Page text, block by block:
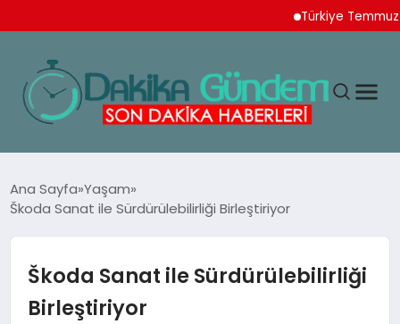
Türkiye Temmuz Ayı
SPOR
Ana Sayfa Yaşam
Škoda Sanat ile Sürdürülebilirliği Birleştiriyor
Škoda Sanat ile Sürdürülebilirliği
Birleştiriyor